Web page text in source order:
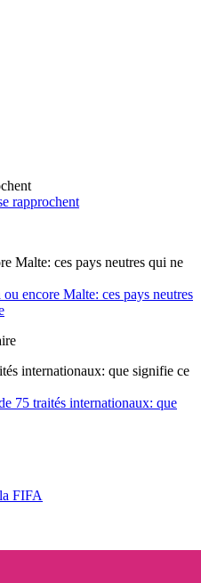
rapprochent
Malte: ces pays neutres qui ne
encore Malte: ces pays neutres
internationaux: que signifie ce
75 traités internationaux: que
FIFA